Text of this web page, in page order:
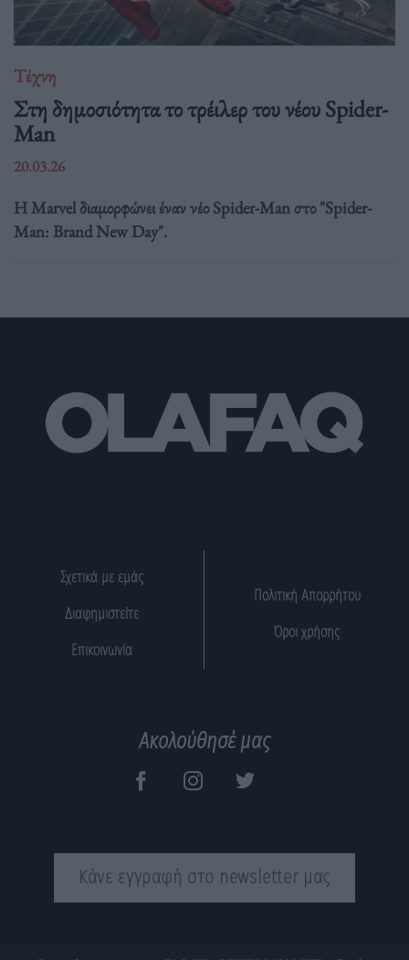
Τέχνη
Στη δημοσιότητα το τρέιλερ του νέου Spider-
Man
20.03.26
Η Marvel διαμορφώνει έναν νέο Spider-Man στο "Spider-
Man: Brand New Day".
Σχετικά με εμάς
Διαφημιστείτε
Επικοινωνία
Πολιτική Απορρήτου
Όροι χρήσης
Ακολούθησέ μας
Κάνε εγγραφή στο newsletter μας